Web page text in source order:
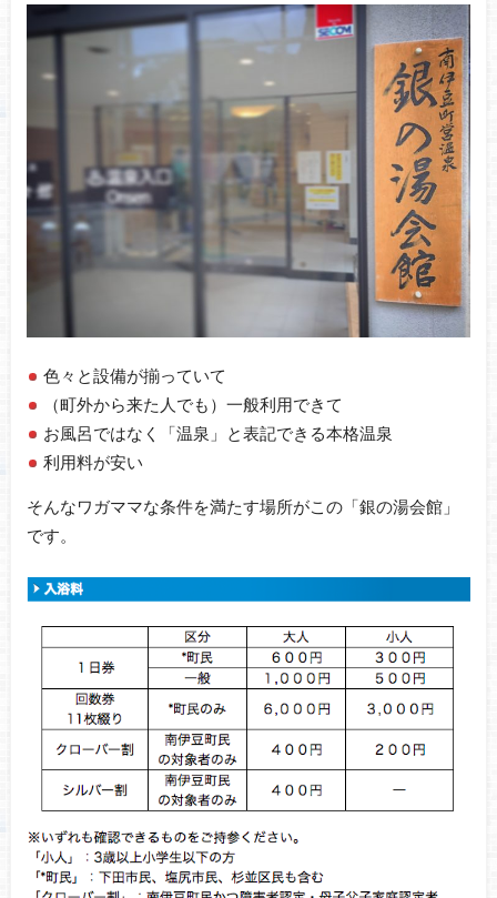
色々と設備が揃っていて
（町外から来た人でも）一般利用できて
お風呂ではなく「温泉」と表記できる本格温泉
利用料が安い
そんなワガママな条件を満たす場所がこの「銀の湯会館」
です。